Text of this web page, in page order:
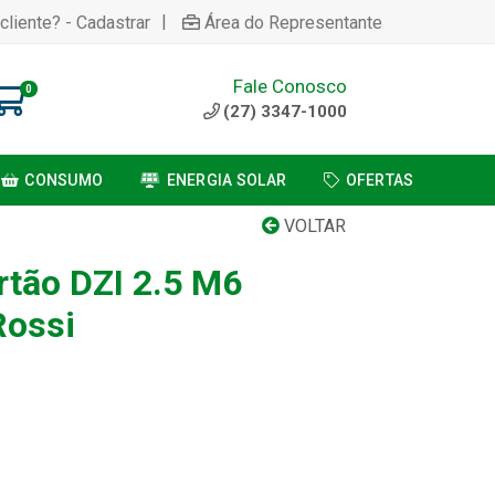
- Cadastrar | Área do Representante
0 Fale Conosco
(27) 3347-1000
CONSUMO ENERGIA SOLAR OFERTAS
VOLTAR
DZI 2.5 M6